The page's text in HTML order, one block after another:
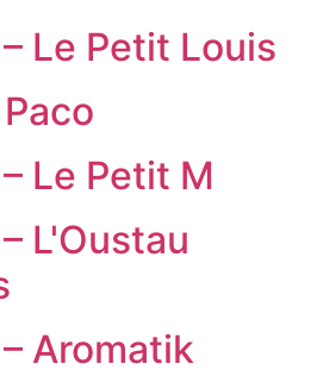
Le Petit Louis
Le Petit M
L'Oustau
Aromatik